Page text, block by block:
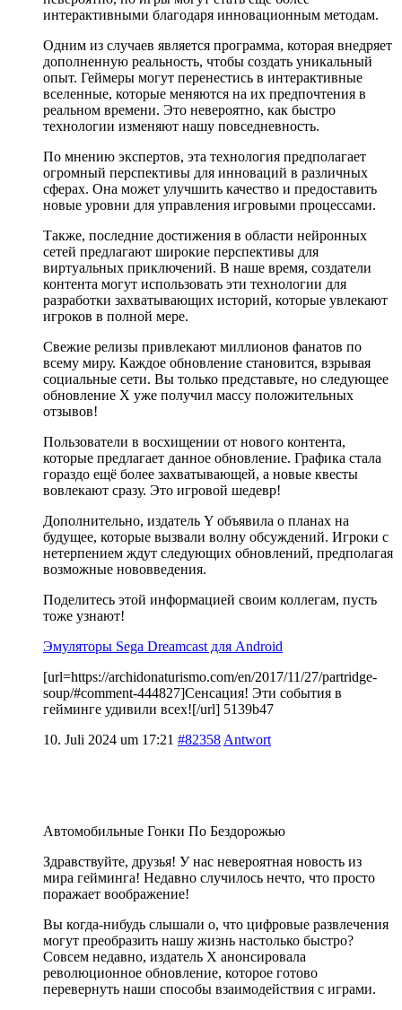
интерактивными благодаря инновационным методам.
Одним из случаев является программа, которая внедряет
дополненную реальность, чтобы создать уникальный
опыт. Геймеры могут перенестись в интерактивные
вселенные, которые меняются на их предпочтения в
реальном времени. Это невероятно, как быстро
технологии изменяют нашу повседневность.
По мнению экспертов, эта технология предполагает
огромный перспективы для инноваций в различных
сферах. Она может улучшить качество и предоставить
новые уровни для управления игровыми процессами.
Также, последние достижения в области нейронных
сетей предлагают широкие перспективы для
виртуальных приключений. В наше время, создатели
контента могут использовать эти технологии для
разработки захватывающих историй, которые увлекают
игроков в полной мере.
Свежие релизы привлекают миллионов фанатов по
всему миру. Каждое обновление становится, взрывая
социальные сети. Вы только представьте, но следующее
обновление X уже получил массу положительных
отзывов!
Пользователи в восхищении от нового контента,
которые предлагает данное обновление. Графика стала
гораздо ещё более захватывающей, а новые квесты
вовлекают сразу. Это игровой шедевр!
Дополнительно, издатель Y объявила о планах на
будущее, которые вызвали волну обсуждений. Игроки с
нетерпением ждут следующих обновлений, предполагая
возможные нововведения.
Поделитесь этой информацией своим коллегам, пусть
тоже узнают!
Эмуляторы Sega Dreamcast для Android
[url=https://archidonaturismo.com/en/2017/11/27/partridge-
soup/#comment-444827]Сенсация! Эти события в
гейминге удивили всех![/url] 5139b47
10. Juli 2024 um 17:21 #82358 Antwort
Автомобильные Гонки По Бездорожью
Здравствуйте, друзья! У нас невероятная новость из
мира гейминга! Недавно случилось нечто, что просто
поражает воображение!
Вы когда-нибудь слышали о, что цифровые развлечения
могут преобразить нашу жизнь настолько быстро?
Совсем недавно, издатель X анонсировала
революционное обновление, которое готово
перевернуть наши способы взаимодействия с играми.